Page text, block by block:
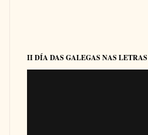
II DÍA DAS GALEGAS NAS LETRAS